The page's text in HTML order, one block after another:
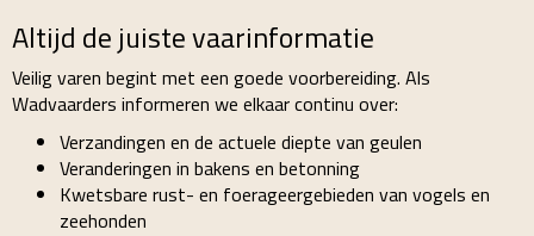
Altijd de juiste vaarinformatie
Veilig varen begint met een goede voorbereiding. Als
Wadvaarders informeren we elkaar continu over:
Verzandingen en de actuele diepte van geulen
Veranderingen in bakens en betonning
Kwetsbare rust- en foerageergebieden van vogels en
zeehonden